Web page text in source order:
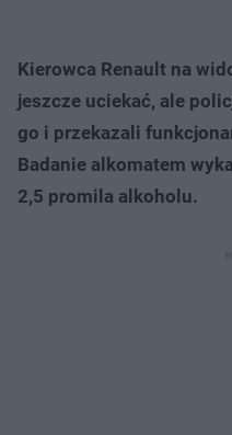
Kierowca Renault na
jeszcze uciekać, ale
go i przekazali
Badanie alkomatem
2,5 promila alkoholu.